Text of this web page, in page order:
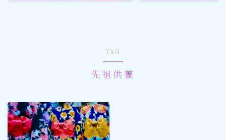
ワールドメイト
TAG
先祖供養